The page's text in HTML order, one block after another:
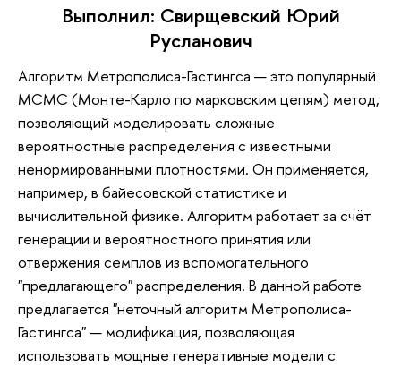
Выполнил: Свирщевский Юрий
Русланович
Алгоритм Метрополиса-Гастингса — это популярный
MCMC (Монте-Карло по марковским цепям) метод,
позволяющий моделировать сложные
вероятностные распределения с известными
ненормированными плотностями. Он применяется,
например, в байесовской статистике и
вычислительной физике. Алгоритм работает за счёт
генерации и вероятностного принятия или
отвержения семплов из вспомогательного
"предлагающего" распределения. В данной работе
предлагается "неточный алгоритм Метрополиса-
Гастингса" — модификация, позволяющая
использовать мощные генеративные модели с